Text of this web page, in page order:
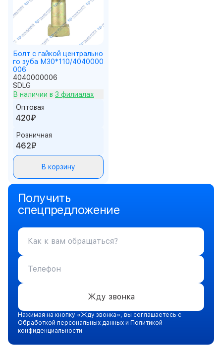
Болт с гайкой центрально
го зуба М30*110/4040000
006
4040000006
SDLG
В наличии в 3 филиалах
Оптовая
420₽
Розничная
462₽
В корзину
Получить
спецпредложение
Жду звонка
Нажимая на кнопку «Жду звонка», вы соглашаетесь с
Обработкой персональных данных и Политикой
конфиденциальности